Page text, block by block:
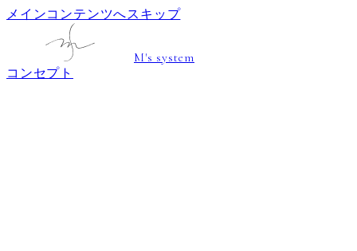
メインコンテンツへスキップ
M's system
コンセプト